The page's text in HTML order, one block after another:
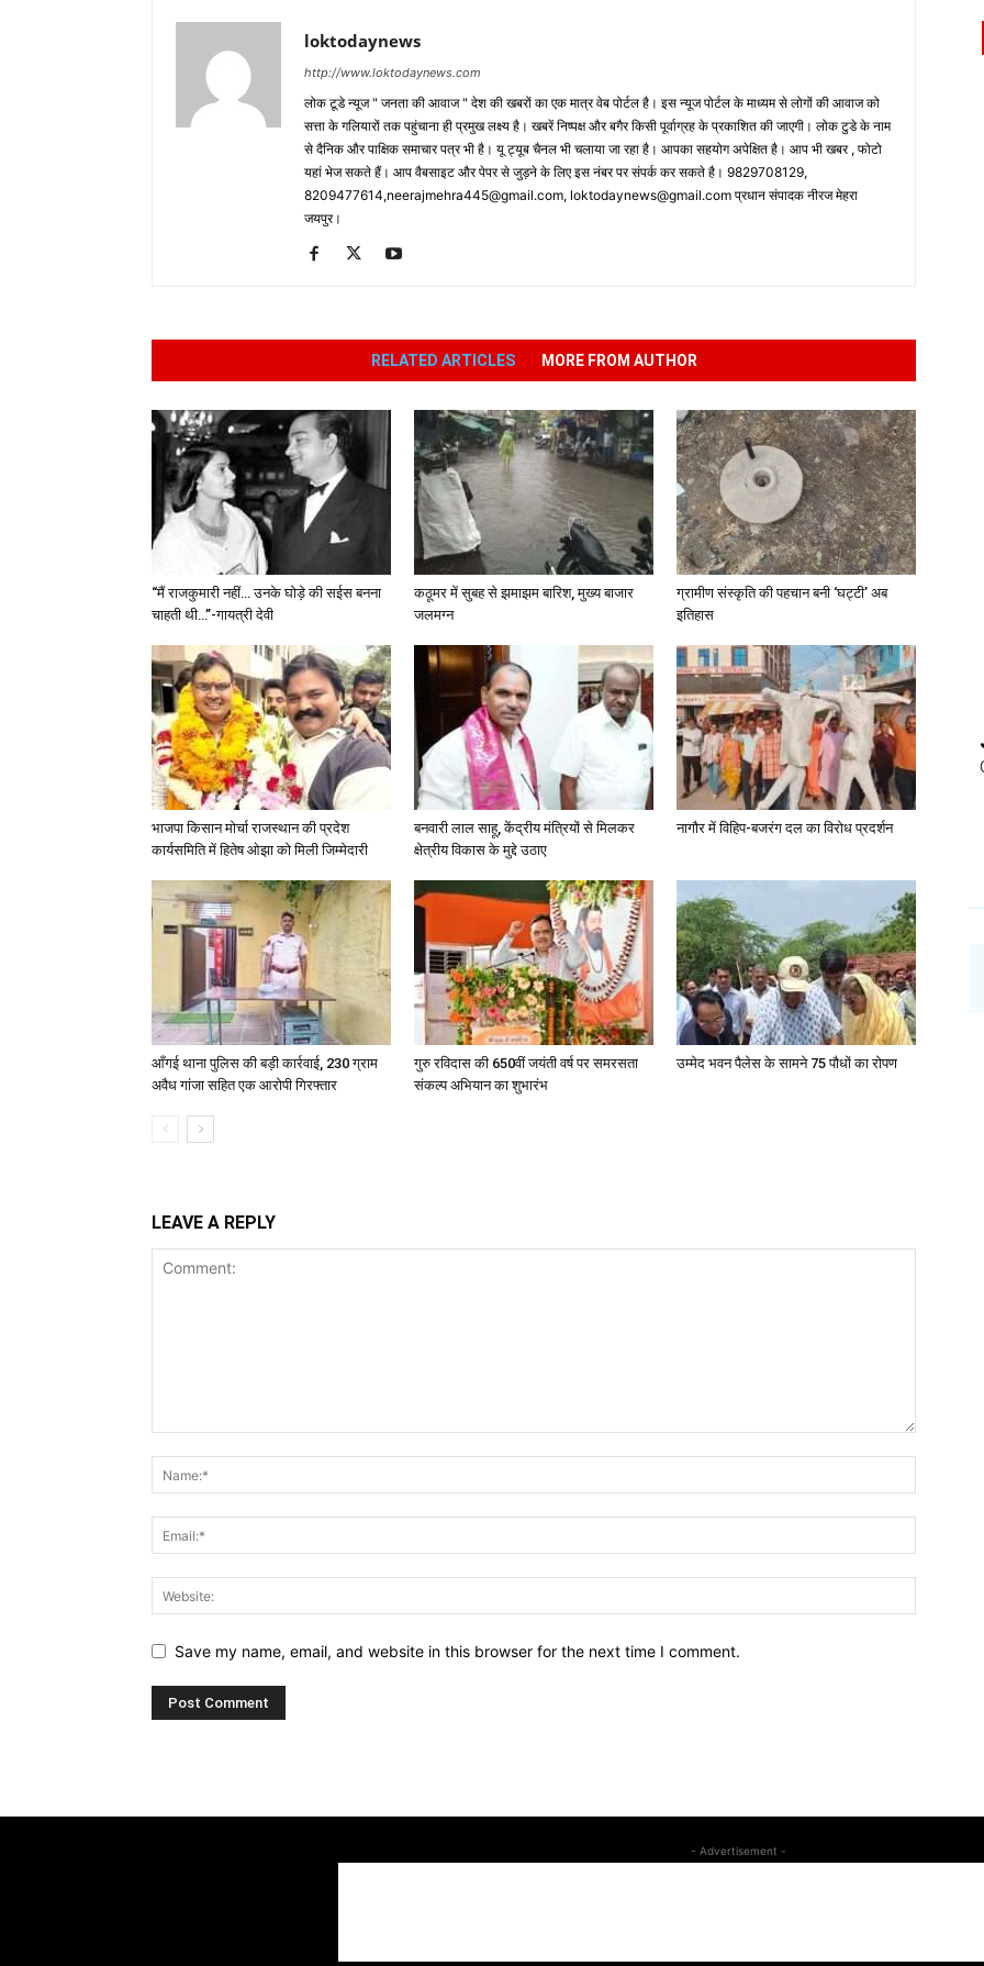
loktodaynews
http://www.loktodaynews.com
लोक टूडे न्यूज " जनता की आवाज " देश की खबरों का एक मात्र वेब पोर्टल है। इस न्यूज पोर्टल के माध्यम से लोगों की आवाज को
सत्ता के गलियारों तक पहुंचाना ही प्रमुख लक्ष्य है। खबरें निष्पक्ष और बगैर किसी पूर्वाग्रह के प्रकाशित की जाएगी। लोक टुडे के नाम
से दैनिक और पाक्षिक समाचार पत्र भी है। यू ट्यूब चैनल भी चलाया जा रहा है। आपका सहयोग अपेक्षित है। आप भी खबर , फोटो
यहां भेज सकते हैं। आप वैबसाइट और पेपर से जुड़ने के लिए इस नंबर पर संपर्क कर सकते है। 9829708129,
8209477614,neerajmehra445@gmail.com, loktodaynews@gmail.com प्रधान संपादक नीरज मेहरा
जयपुर।
RELATED ARTICLES MORE FROM AUTHOR
“मैं राजकुमारी नहीं… उनके घोड़े की सईस बनना
चाहती थी…”-गायत्री देवी
कठूमर में सुबह से झमाझम बारिश, मुख्य बाजार
जलमग्न
ग्रामीण संस्कृति की पहचान बनी ‘घट्टी’ अब
इतिहास
भाजपा किसान मोर्चा राजस्थान की प्रदेश
कार्यसमिति में हितेष ओझा को मिली जिम्मेदारी
बनवारी लाल साहू, केंद्रीय मंत्रियों से मिलकर
क्षेत्रीय विकास के मुद्दे उठाए
नागौर में विहिप-बजरंग दल का विरोध प्रदर्शन
आँगई थाना पुलिस की बड़ी कार्रवाई, 230 ग्राम
अवैध गांजा सहित एक आरोपी गिरफ्तार
गुरु रविदास की 650वीं जयंती वर्ष पर समरसता
संकल्प अभियान का शुभारंभ
उम्मेद भवन पैलेस के सामने 75 पौधों का रोपण
LEAVE A REPLY
Save my name, email, and website in this browser for the next time I comment.
- Advertisement -